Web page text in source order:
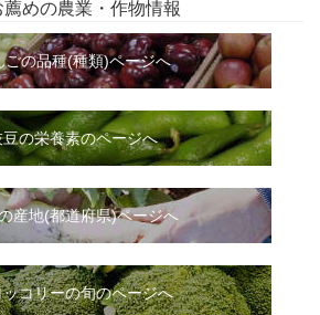
薦めの農業・作物情報
ごの品種(種類)ページへ
豆の栄養素のページへ
産地(都道府県)ページへ
ッコリーの旬のページへ